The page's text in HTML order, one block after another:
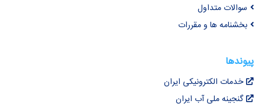
سوالات متداول
بخشنامه ها و مقررات
پیوندها
خدمات الکترونیکی ایران
گنجینه ملی آب ایران